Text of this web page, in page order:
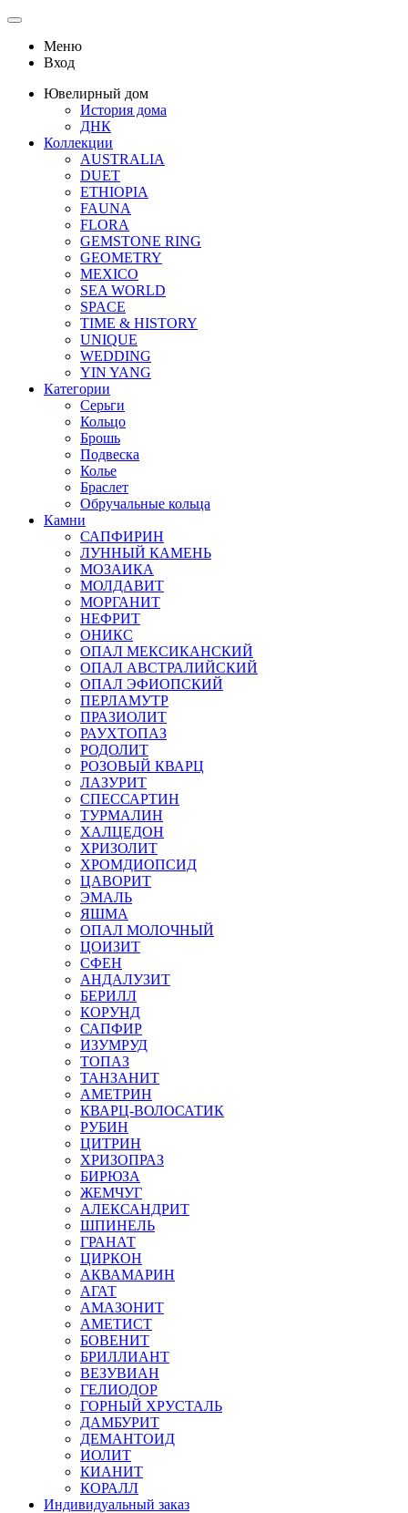
Меню
Вход
Ювелирный дом
История дома
ДНК
Коллекции
AUSTRALIA
DUET
ETHIOPIA
FAUNA
FLORA
GEMSTONE RING
GEOMETRY
MEXICO
SEA WORLD
SPACE
TIME & HISTORY
UNIQUE
WEDDING
YIN YANG
Категории
Серьги
Кольцо
Брошь
Подвеска
Колье
Браслет
Обручальные кольца
Камни
САПФИРИН
ЛУННЫЙ КАМЕНЬ
МОЗАИКА
МОЛДАВИТ
МОРГАНИТ
НЕФРИТ
ОНИКС
ОПАЛ МЕКСИКАНСКИЙ
ОПАЛ АВСТРАЛИЙСКИЙ
ОПАЛ ЭФИОПСКИЙ
ПЕРЛАМУТР
ПРАЗИОЛИТ
РАУХТОПАЗ
РОДОЛИТ
РОЗОВЫЙ КВАРЦ
ЛАЗУРИТ
СПЕССАРТИН
ТУРМАЛИН
ХАЛЦЕДОН
ХРИЗОЛИТ
ХРОМДИОПСИД
ЦАВОРИТ
ЭМАЛЬ
ЯШМА
ОПАЛ МОЛОЧНЫЙ
ЦОИЗИТ
СФЕН
АНДАЛУЗИТ
БЕРИЛЛ
КОРУНД
САПФИР
ИЗУМРУД
ТОПАЗ
ТАНЗАНИТ
АМЕТРИН
КВАРЦ-ВОЛОСАТИК
РУБИН
ЦИТРИН
ХРИЗОПРАЗ
БИРЮЗА
ЖЕМЧУГ
АЛЕКСАНДРИТ
ШПИНЕЛЬ
ГРАНАТ
ЦИРКОН
АКВАМАРИН
АГАТ
АМАЗОНИТ
АМЕТИСТ
БОВЕНИТ
БРИЛЛИАНТ
ВЕЗУВИАН
ГЕЛИОДОР
ГОРНЫЙ ХРУСТАЛЬ
ДАМБУРИТ
ДЕМАНТОИД
ИОЛИТ
КИАНИТ
КОРАЛЛ
Индивидуальный заказ